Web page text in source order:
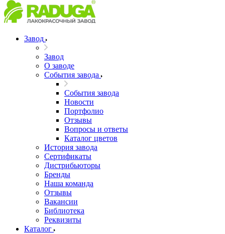
Завод
Завод
О заводе
События завода
События завода
Новости
Портфолио
Отзывы
Вопросы и ответы
Каталог цветов
История завода
Сертификаты
Дистрибьюторы
Бренды
Наша команда
Отзывы
Вакансии
Библиотека
Реквизиты
Каталог